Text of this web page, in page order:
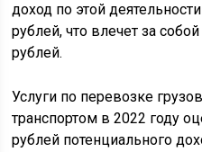
доход по этой
рублей, что влечет за
рублей.
Услуги по перевозке
транспортом в 2022 году
рублей потенциального